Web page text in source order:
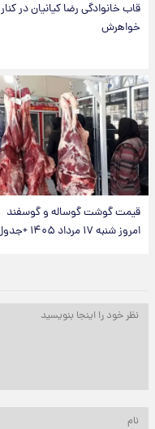
قاب خانوادگی رضا کیانیان در کنار
خواهرش
قیمت گوشت گوساله و گوسفند
امروز شنبه ۱۷ مرداد ۱۴۰۵ +جدول